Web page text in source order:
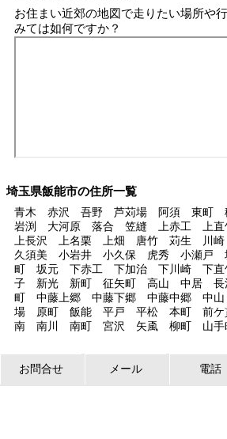
お住まい近郊の地図で走りたい場所や
みては如何ですか？
埼玉県飯能市の住所一覧
青木 赤沢 吾野 芦苅場 阿須 東町
岩渕 大河原 落合 笠縫 上赤工 上直
上長沢 上名栗 上畑 唐竹 苅生 川
久須美 小岩井 小久保 虎秀 小瀬戸
町 坂元 下赤工 下加治 下川崎 下
子 新光 新町 征矢町 高山 中居
町 中藤上郷 中藤下郷 中藤中郷 中
場 原町 飯能 平戸 平松 本町 前
南 南川 南町 宮沢 矢颪 柳町 山手
埼玉県飯能市の最寄駅一覧
お問合せ メール 電話